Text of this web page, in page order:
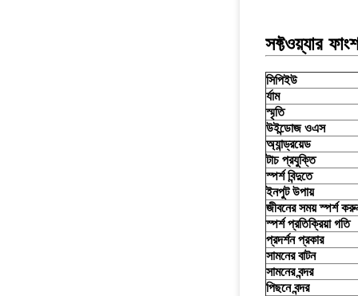
সফ্টওয়্যার
সিপিইউ
র্যাম
স্মৃতি
উইন্ডোজ ওএস
অ্যান্ড্রয়েড
টাচ প্রযুক্তি
স্পর্শ বিন্দুতে
ইনপুট উপায়
জীবনের সময় স্পর্শ
স্পর্শ প্রতিক্রিয়া গতি
প্রদর্শন প্রকার
সামনের বাটন
সামনের বন্দর
পিছনে বন্দর